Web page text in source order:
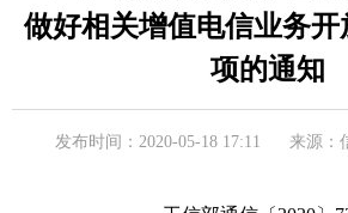
做好相关增值电信业务
项的通知
发布时间：2020-05-18 17:11 来源：